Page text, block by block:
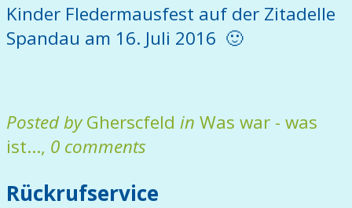
Kinder Fledermausfest auf der Zitadelle
Spandau am 16. Juli 2016 🙂
Posted by Gherscfeld in Was war - was
ist..., 0 comments
Rückrufservice